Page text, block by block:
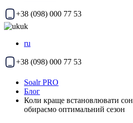
+38 (098) 000 77 53
uk
ru
+38 (098) 000 77 53
Soalr PRO
Блог
Коли краще встановлювати
обираємо оптимальний сезон